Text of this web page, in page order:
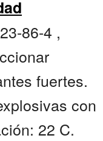
86-4 ,
fuertes.
con
22 C.